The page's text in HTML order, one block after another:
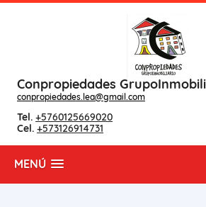
Conpropiedades
conpropiedades.lea@gmail.com
Tel. +5760125669020
Cel. +573126914731
MENÚ